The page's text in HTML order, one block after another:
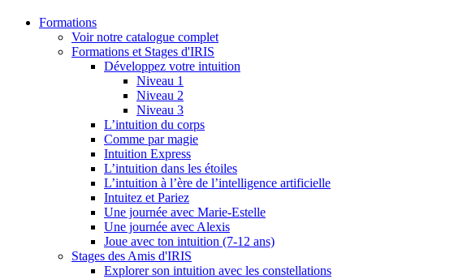
Formations
Voir notre catalogue complet
Formations et Stages d'IRIS
Développez votre intuition
Niveau 1
Niveau 2
Niveau 3
L’intuition du corps
Comme par magie
Intuition Express
L’intuition dans les étoiles
L’intuition à l’ère de l’intelligence artificielle
Intuitez et Pariez
Une journée avec Marie-Estelle
Une journée avec Alexis
Joue avec ton intuition (7-12 ans)
Stages des Amis d'IRIS
Explorer son intuition avec les constellations